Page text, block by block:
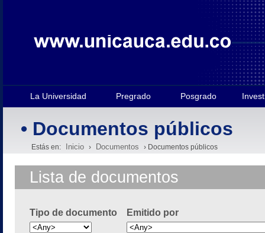
La Universidad Pregrado Posgrado
• Documentos públicos
Estás en: Inicio › Documentos › Documentos públicos
Lista de documentos
Tipo de documento Emitido por